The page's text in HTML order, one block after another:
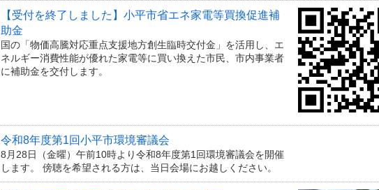
【受付を終了しました】小平市省エネ家電等買換促進補
助金
国の「物価高騰対応重点支援地方創生臨時交付金」を活用し、エ
ネルギー消費性能が優れた家電等に買い換えた市民、市内事業者
に補助金を交付します。
令和8年度第1回小平市環境審議会
8月28日（金曜）午前10時より令和8年度第1回環境審議会を開催
します。 傍聴を希望される方は、当日会場にお越しください。